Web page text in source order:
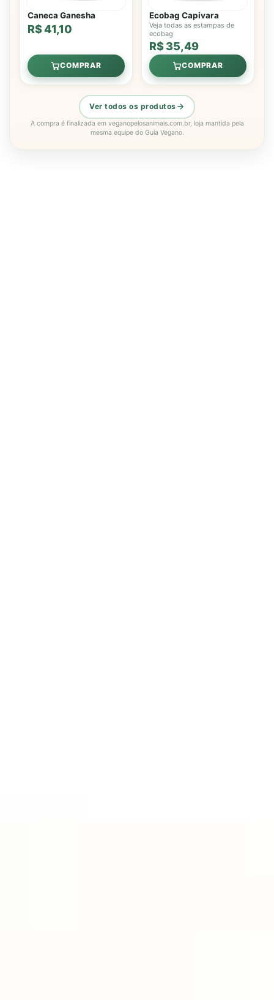
Caneca Ganesha
R$ 41,10
COMPRAR
Ecobag Capivara
Veja todas as estampas de
ecobag
R$ 35,49
COMPRAR
Ver todos os produtos
A compra é finalizada em veganopelosanimais.com.br, loja mantida pela
mesma equipe do Guia Vegano.